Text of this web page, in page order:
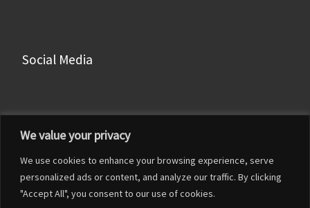
We value your privacy
We use cookies to enhance your browsing experience, serve
personalized ads or content, and analyze our traffic. By clicking
"Accept All", you consent to our use of cookies.
Social Media
Facebook
LinkedIn